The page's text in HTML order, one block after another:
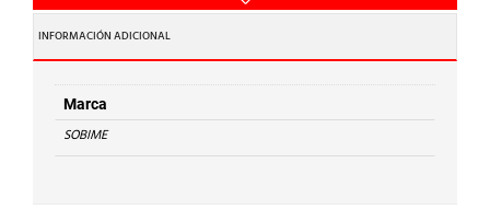
1/2"x18mm
P/MGRA.
cantidad
INFORMACIÓN ADICIONAL
Marca
SOBIME